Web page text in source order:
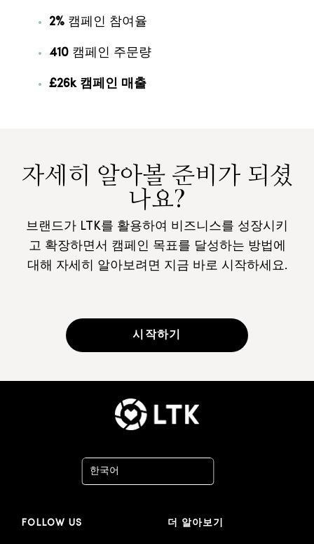
2% 캠페인 참여율
410 캠페인 주문량
£26k 캠페인 매출
자세히 알아볼 준비가 되셨
나요?
브랜드가 LTK를 활용하여 비즈니스를 성장시키
고 확장하면서 캠페인 목표를 달성하는 방법에
대해 자세히 알아보려면 지금 바로 시작하세요.
시작하기
한국어
English - United Kingdom
FOLLOW US 더 알아보기